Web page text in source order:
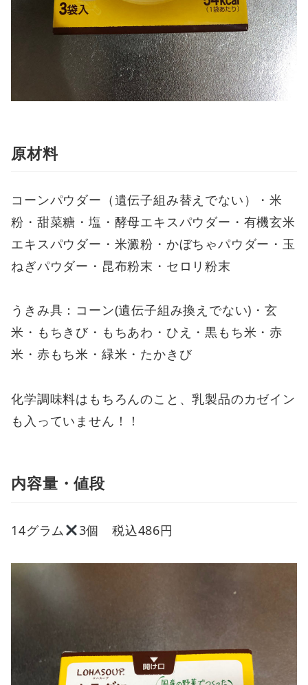
原材料
コーンパウダー（遺伝子組み替えでない）・米
粉・甜菜糖・塩・酵母エキスパウダー・有機玄米
エキスパウダー・米澱粉・かぼちゃパウダー・玉
ねぎパウダー・昆布粉末・セロリ粉末
うきみ具：コーン(遺伝子組み換えでない)・玄
米・もちきび・もちあわ・ひえ・黒もち米・赤
米・赤もち米・緑米・たかきび
化学調味料はもちろんのこと、乳製品のカゼイン
も入っていません！！
内容量・値段
14グラム 3個 税込486円